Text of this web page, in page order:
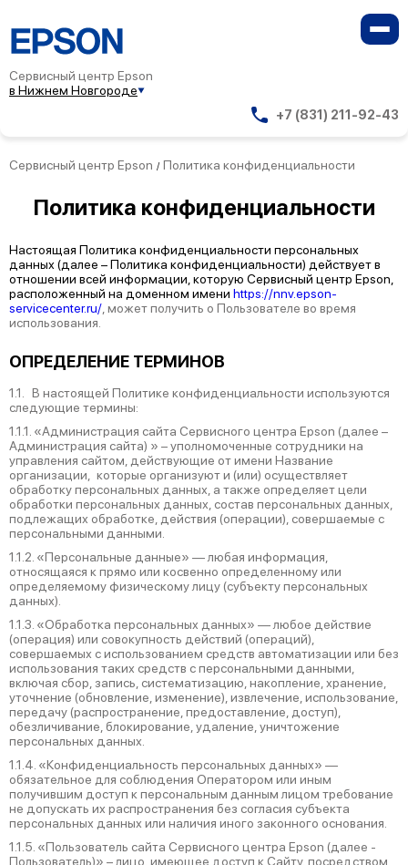
Сервисный центр Epson
в Нижнем Новгороде
+7 (831) 211-92-43
Сервисный центр Epson / Политика конфиденциальности
Политика конфиденциальности
Настоящая Политика конфиденциальности персональных
данных (далее – Политика конфиденциальности) действует в
отношении всей информации, которую Сервисный центр Epson,
расположенный на доменном имени https://nnv.epson-
servicecenter.ru/ , может получить о Пользователе во время
использования.
ОПРЕДЕЛЕНИЕ ТЕРМИНОВ
1.1. В настоящей Политике конфиденциальности используются
следующие термины:
1.1.1. «Администрация сайта Сервисного центра Epson (далее –
Администрация сайта) » – уполномоченные сотрудники на
управления сайтом, действующие от имени Название
организации, которые организуют и (или) осуществляет
обработку персональных данных, а также определяет цели
обработки персональных данных, состав персональных данных,
подлежащих обработке, действия (операции), совершаемые с
персональными данными.
1.1.2. «Персональные данные» — любая информация,
относящаяся к прямо или косвенно определенному или
определяемому физическому лицу (субъекту персональных
данных).
1.1.3. «Обработка персональных данных» — любое действие
(операция) или совокупность действий (операций),
совершаемых с использованием средств автоматизации или без
использования таких средств с персональными данными,
включая сбор, запись, систематизацию, накопление, хранение,
уточнение (обновление, изменение), извлечение, использование,
передачу (распространение, предоставление, доступ),
обезличивание, блокирование, удаление, уничтожение
персональных данных.
1.1.4. «Конфиденциальность персональных данных» —
обязательное для соблюдения Оператором или иным
получившим доступ к персональным данным лицом требование
не допускать их распространения без согласия субъекта
персональных данных или наличия иного законного основания.
1.1.5. «Пользователь сайта Сервисного центра Epson (далее ‑
Пользователь)» – лицо, имеющее доступ к Сайту, посредством